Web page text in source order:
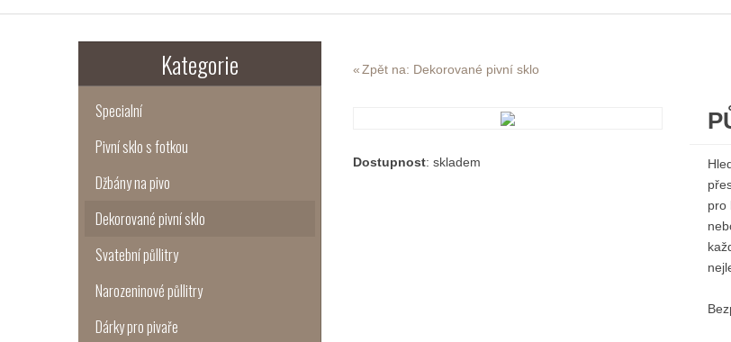
Zpět na: Dekorované pivní sklo
Dostupnost: skladem
pro
Kategorie
Specialní
Pivní sklo s fotkou
Džbány na pivo
Dekorované pivní sklo
Svatební půllitry
Narozeninové půllitry
Dárky pro pivaře